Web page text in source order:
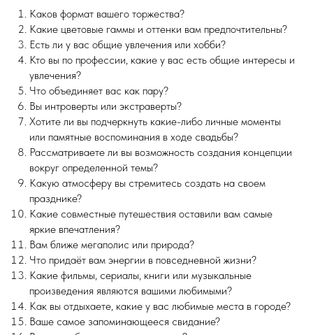
Каков формат вашего торжества?
Какие цветовые гаммы и оттенки вам предпочтительны?
Есть ли у вас общие увлечения или хобби?
Кто вы по профессии, какие у вас есть общие интересы и
увлечения?
Что объединяет вас как пару?
Вы интроверты или экстраверты?
Хотите ли вы подчеркнуть какие-либо личные моменты
или памятные воспоминания в ходе свадьбы?
Рассматриваете ли вы возможность создания концепции
вокруг определенной темы?
Какую атмосферу вы стремитесь создать на своем
празднике?
Какие совместные путешествия оставили вам самые
яркие впечатления?
Вам ближе мегаполис или природа?
Что придаёт вам энергии в повседневной жизни?
Какие фильмы, сериалы, книги или музыкальные
произведения являются вашими любимыми?
Как вы отдыхаете, какие у вас любимые места в городе?
Ваше самое запоминающееся свидание?